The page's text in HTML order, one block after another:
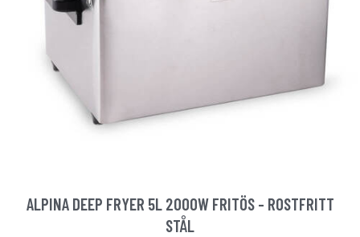
ALPINA DEEP FRYER 5L 2000W FRITÖS - ROSTFRITT
STÅL